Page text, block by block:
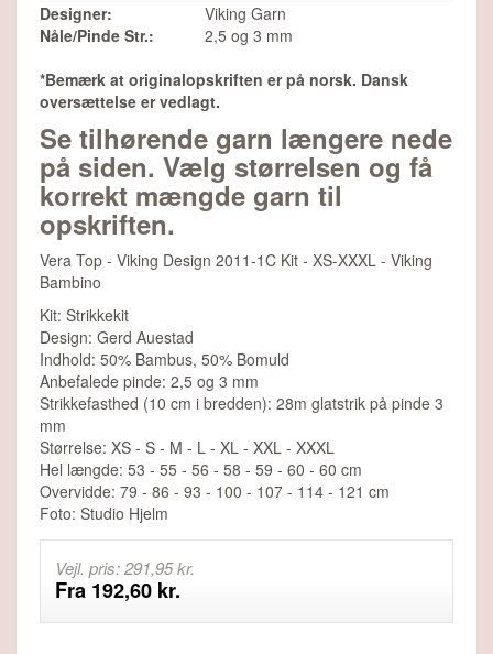
Designer:
Viking Garn
Nåle/Pinde Str.:
2,5 og 3 mm
*Bemærk at originalopskriften er på norsk. Dansk
oversættelse er vedlagt.
Se tilhørende garn længere nede
på siden. Vælg størrelsen og få
korrekt mængde garn til
opskriften.
Vera Top - Viking Design 2011-1C Kit - XS-XXXL - Viking
Bambino
Kit: Strikkekit
Design: Gerd Auestad
Indhold: 50% Bambus, 50% Bomuld
Anbefalede pinde: 2,5 og 3 mm
Strikkefasthed (10 cm i bredden): 28m glatstrik på pinde 3
mm
Størrelse: XS - S - M - L - XL - XXL - XXXL
Hel længde: 53 - 55 - 56 - 58 - 59 - 60 - 60 cm
Overvidde: 79 - 86 - 93 - 100 - 107 - 114 - 121 cm
Foto: Studio Hjelm
Vejl. pris: 291,95 kr.
Fra 192,60 kr.